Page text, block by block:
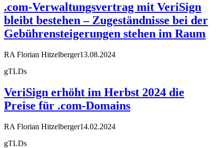
.com-Verwaltungsvertrag mit VeriSign
bleibt bestehen – Zugeständnisse bei der
Gebührensteigerungen stehen im Raum
RA Florian Hitzelberger13.08.2024
gTLDs
VeriSign erhöht im Herbst 2024 die
Preise für .com-Domains
RA Florian Hitzelberger14.02.2024
gTLDs